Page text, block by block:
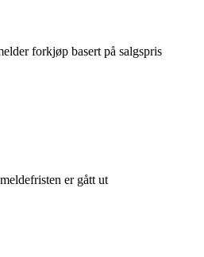
forkjøp basert på salgspris
er gått ut